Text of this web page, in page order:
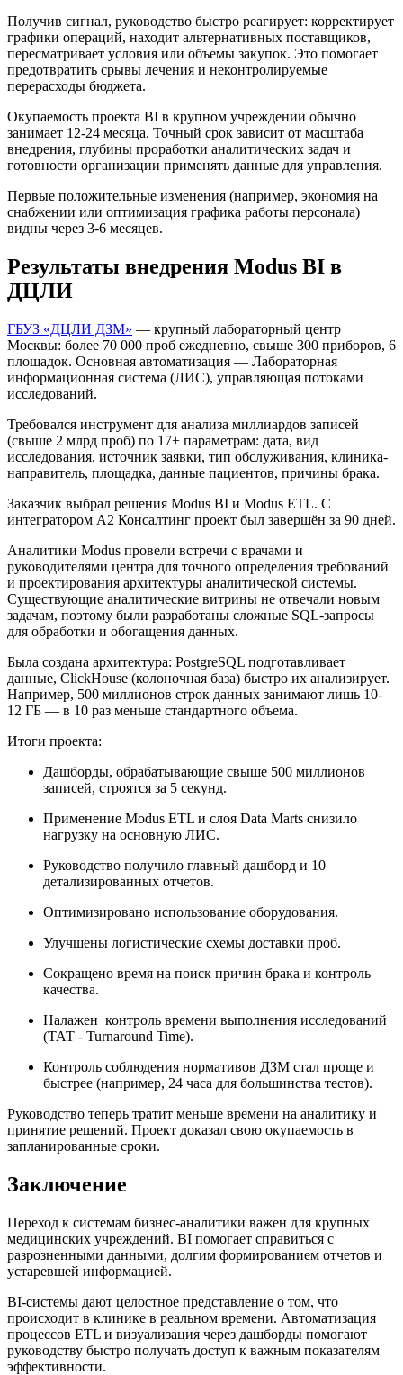
Получив сигнал, руководство быстро реагирует: корректирует
графики операций, находит альтернативных поставщиков,
пересматривает условия или объемы закупок. Это помогает
предотвратить срывы лечения и неконтролируемые
перерасходы бюджета.
Окупаемость проекта BI в крупном учреждении обычно
занимает 12-24 месяца. Точный срок зависит от масштаба
внедрения, глубины проработки аналитических задач и
готовности организации применять данные для управления.
Первые положительные изменения (например, экономия на
снабжении или оптимизация графика работы персонала)
видны через 3-6 месяцев.
Результаты внедрения Modus BI в
ДЦЛИ
ГБУЗ «ДЦЛИ ДЗМ» — крупный лабораторный центр
Москвы: более 70 000 проб ежедневно, свыше 300 приборов, 6
площадок. Основная автоматизация — Лабораторная
информационная система (ЛИС), управляющая потоками
исследований.
Требовался инструмент для анализа миллиардов записей
(свыше 2 млрд проб) по 17+ параметрам: дата, вид
исследования, источник заявки, тип обслуживания, клиника-
направитель, площадка, данные пациентов, причины брака.
Заказчик выбрал решения Modus BI и Modus ETL. С
интегратором А2 Консалтинг проект был завершён за 90 дней.
Аналитики Modus провели встречи с врачами и
руководителями центра для точного определения требований
и проектирования архитектуры аналитической системы.
Существующие аналитические витрины не отвечали новым
задачам, поэтому были разработаны сложные SQL-запросы
для обработки и обогащения данных.
Была создана архитектура: PostgreSQL подготавливает
данные, ClickHouse (колоночная база) быстро их анализирует.
Например, 500 миллионов строк данных занимают лишь 10-
12 ГБ — в 10 раз меньше стандартного объема.
Итоги проекта:
Дашборды, обрабатывающие свыше 500 миллионов
записей, строятся за 5 секунд.
Применение Modus ETL и слоя Data Marts снизило
нагрузку на основную ЛИС.
Руководство получило главный дашборд и 10
детализированных отчетов.
Оптимизировано использование оборудования.
Улучшены логистические схемы доставки проб.
Сокращено время на поиск причин брака и контроль
качества.
Налажен контроль времени выполнения исследований
(ТАТ - Turnaround Time).
Контроль соблюдения нормативов ДЗМ стал проще и
быстрее (например, 24 часа для большинства тестов).
Руководство теперь тратит меньше времени на аналитику и
принятие решений. Проект доказал свою окупаемость в
запланированные сроки.
Заключение
Переход к системам бизнес-аналитики важен для крупных
медицинских учреждений. BI помогает справиться с
разрозненными данными, долгим формированием отчетов и
устаревшей информацией.
BI-системы дают целостное представление о том, что
происходит в клинике в реальном времени. Автоматизация
процессов ETL и визуализация через дашборды помогают
руководству быстро получать доступ к важным показателям
эффективности.